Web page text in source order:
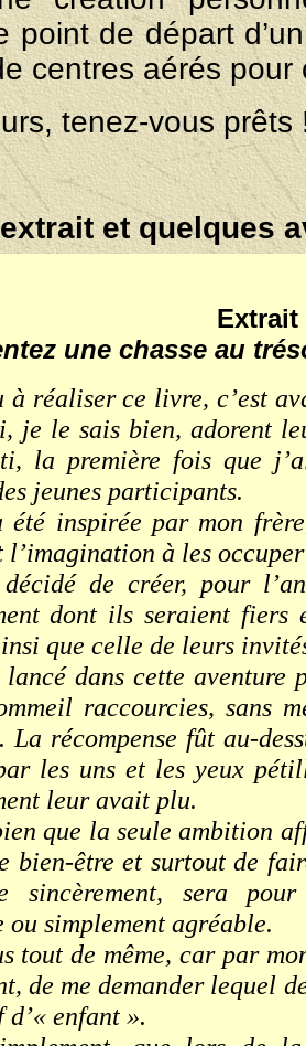
point de départ
centres aérés
tenez-vous prêts
et quelques
Extrait
une chasse au
à réaliser ce livre, c’est
je le sais bien, adorent
la première fois que
jeunes participants.
été inspirée par mon
l’imagination à les
de créer, pour
dont ils seraient
que celle de leurs
lancé dans cette aventure
raccourcies, sans
La récompense fût au-
les uns et les yeux
leur avait plu.
que la seule ambition
bien-être et surtout de
sincèrement, sera
ou simplement agréable.
tout de même, car par
de me demander lequel
enfant ».